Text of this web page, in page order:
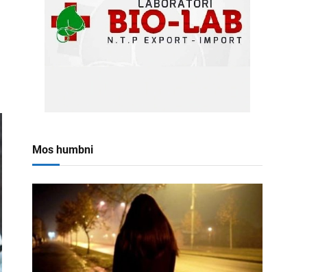
Mos humbni